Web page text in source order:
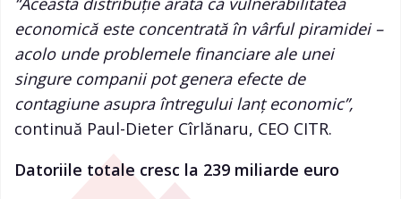
economică este concentrată în vârful piramidei –
acolo unde problemele financiare ale unei
singure companii pot genera efecte de
contagiune asupra întregului lanț economic”,
continuă Paul-Dieter Cîrlănaru, CEO CITR.
Datoriile totale cresc la 239 miliarde euro